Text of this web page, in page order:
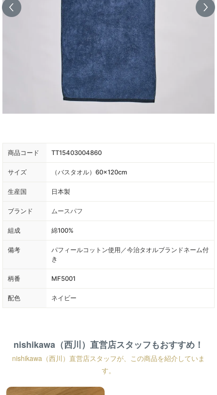
商品コード TT15403004860
サイズ （バスタオル）60×120cm
生産国 日本製
ブランド ムースパフ
組成 綿100%
備考
パフィールコットン使用／今治タオルブランドネーム付
き
柄番 MF5001
配色 ネイビー
nishikawa（西川）直営店スタッフもおすすめ！
nishikawa（西川）直営店スタッフが、この商品を紹介していま
す。